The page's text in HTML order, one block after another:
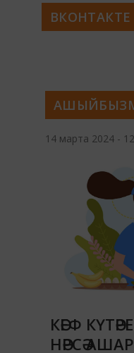
14 марта 2024 -
КӘЕФ
НӘРСӘ
ВКОНТАКТЕ